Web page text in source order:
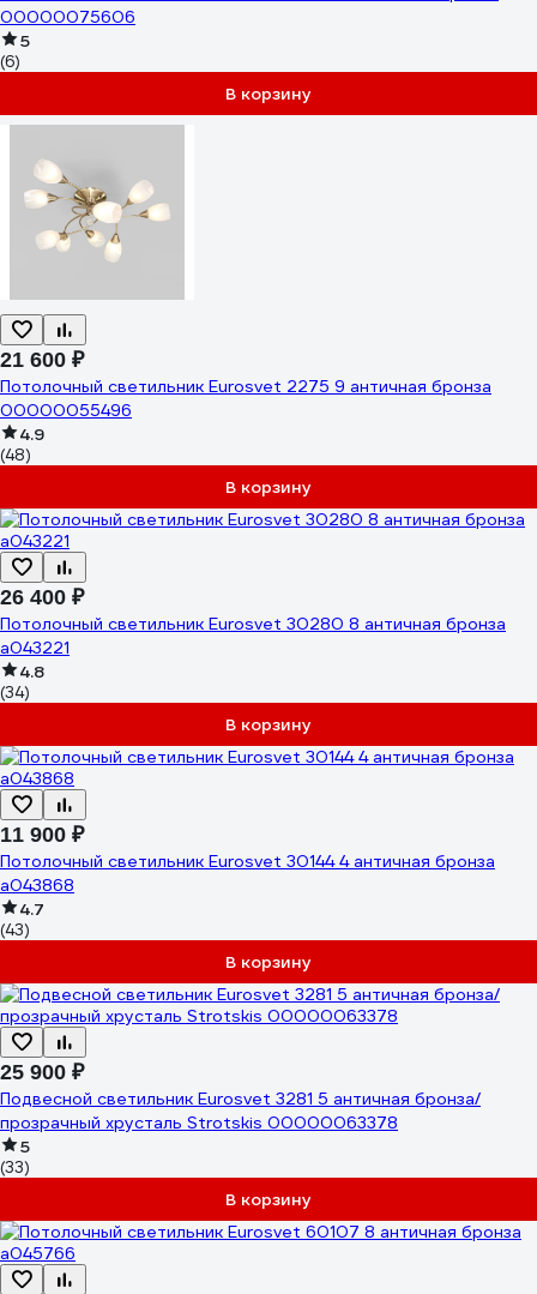
00000075606
5
(6)
В корзину
21 600 ₽
Потолочный светильник Eurosvet 2275 9 античная бронза
00000055496
4.9
(48)
В корзину
26 400 ₽
Потолочный светильник Eurosvet 30280 8 античная бронза
a043221
4.8
(34)
В корзину
11 900 ₽
Потолочный светильник Eurosvet 30144 4 античная бронза
a043868
4.7
(43)
В корзину
25 900 ₽
Подвесной светильник Eurosvet 3281 5 античная бронза/
прозрачный хрусталь Strotskis 00000063378
5
(33)
В корзину